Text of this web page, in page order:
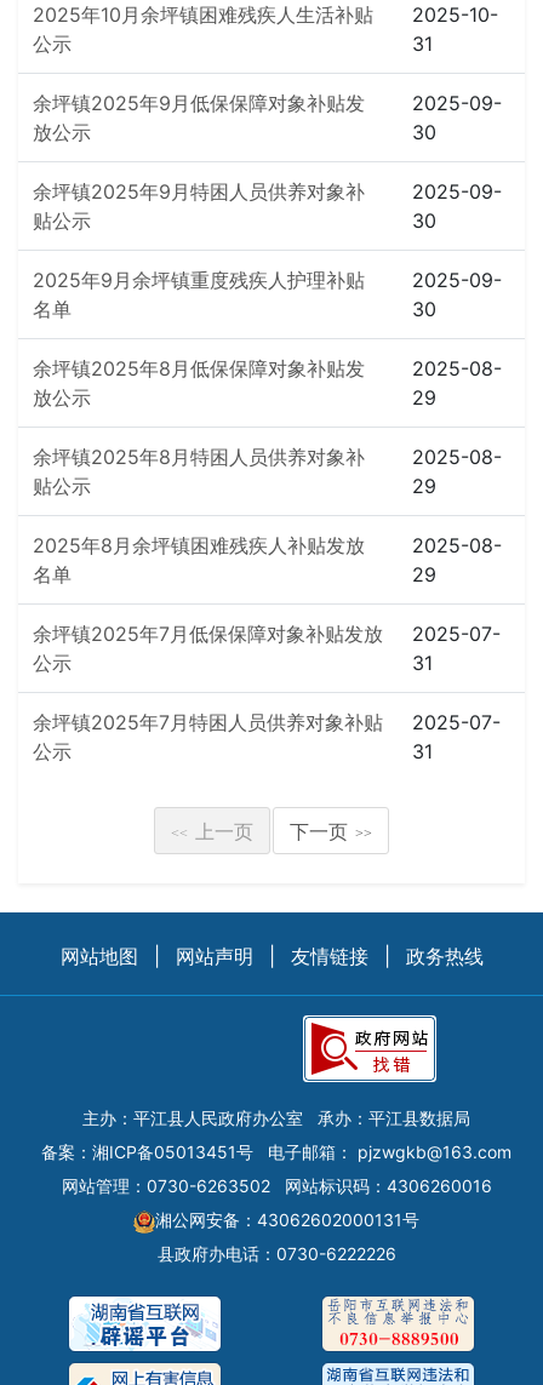
2025年10月余坪镇困难残疾人生活补贴
公示
2025-10-
31
余坪镇2025年9月低保保障对象补贴发
放公示
2025-09-
30
余坪镇2025年9月特困人员供养对象补
贴公示
2025-09-
30
2025年9月余坪镇重度残疾人护理补贴
名单
2025-09-
30
余坪镇2025年8月低保保障对象补贴发
放公示
2025-08-
29
余坪镇2025年8月特困人员供养对象补
贴公示
2025-08-
29
2025年8月余坪镇困难残疾人补贴发放
名单
2025-08-
29
余坪镇2025年7月低保保障对象补贴发放
公示
2025-07-
31
余坪镇2025年7月特困人员供养对象补贴
公示
2025-07-
31
<< 上一页 下一页 >>
网站地图 网站声明 友情链接 政务热线
主办：平江县人民政府办公室
承办：平江县数据局
备案： 湘ICP备05013451号 电子邮箱： pjzwgkb@163.com
网站管理：0730-6263502
网站标识码：4306260016
湘公网安备：43062602000131号
县政府办电话：0730-6222226